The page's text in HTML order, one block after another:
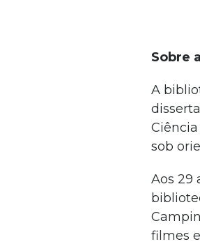
Sobre
A
sob
Aos 29
filmes